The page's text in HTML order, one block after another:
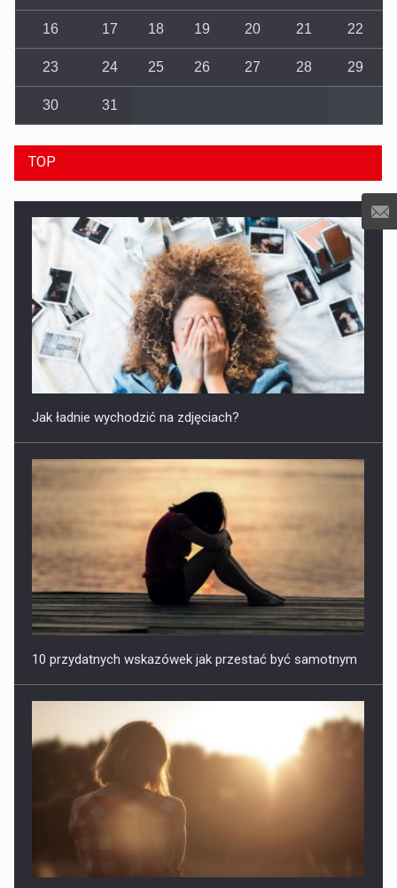
16 17 18 19 20 21 22
23 24 25 26 27 28 29
30 31
TOP
Jak ładnie wychodzić na zdjęciach?
10 przydatnych wskazówek jak przestać być samotnym